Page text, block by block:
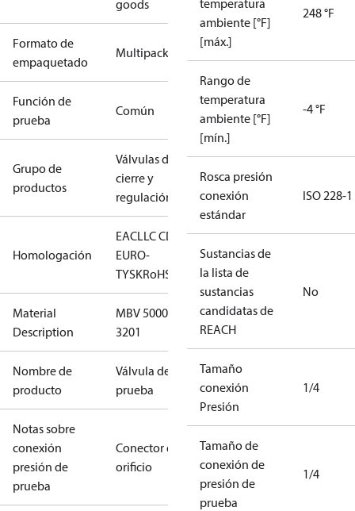
goods
Formato de
empaquetado
Multipack
Función de
prueba
Común
Grupo de
productos
Válvulas de
cierre y
regulación
Homologación
EACLLC CDC
EURO-
TYSKRoHS
Material
Description
MBV 5000-
3201
Nombre de
producto
Válvula de
prueba
Notas sobre
conexión
presión de
prueba
Conector de
orificio
temperatura
ambiente [°F]
[máx.]
248 °F
Rango de
temperatura
ambiente [°F]
[mín.]
-4 °F
Rosca presión
conexión
estándar
ISO 228-1
Sustancias de
la lista de
sustancias
candidatas de
REACH
No
Tamaño
conexión
Presión
1/4
Tamaño de
conexión de
presión de
prueba
1/4